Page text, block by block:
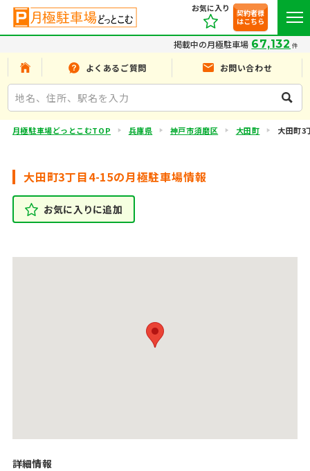
お気に入り
契約者様
はこちら
掲載中の月極駐車場 67,132 件
よくあるご質問 お問い合わせ
月極駐車場どっとこむTOP 兵庫県 神戸市須磨区 大田町 大田町3
大田町3丁目4-15の月極駐車場情報
お気に入りに追加
詳細情報